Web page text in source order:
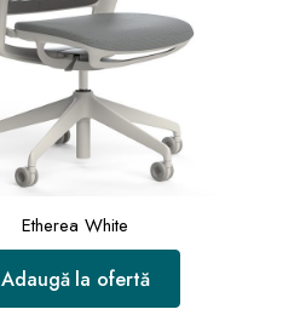
Etherea White
Adaugă la ofertă